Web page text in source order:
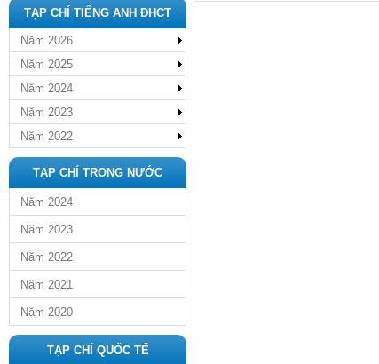
TẠP CHÍ TIẾNG ANH ĐHCT
Năm 2026
Năm 2025
Năm 2024
Năm 2023
Năm 2022
TẠP CHÍ TRONG NƯỚC
Năm 2024
Năm 2023
Năm 2022
Năm 2021
Năm 2020
TẠP CHÍ QUỐC TẾ